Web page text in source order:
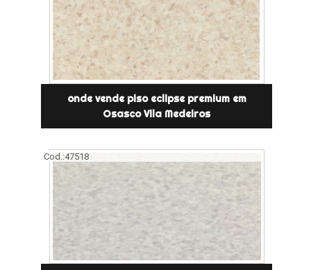
onde vende piso eclipse premium em
Osasco Vila Medeiros
Cod.:47518